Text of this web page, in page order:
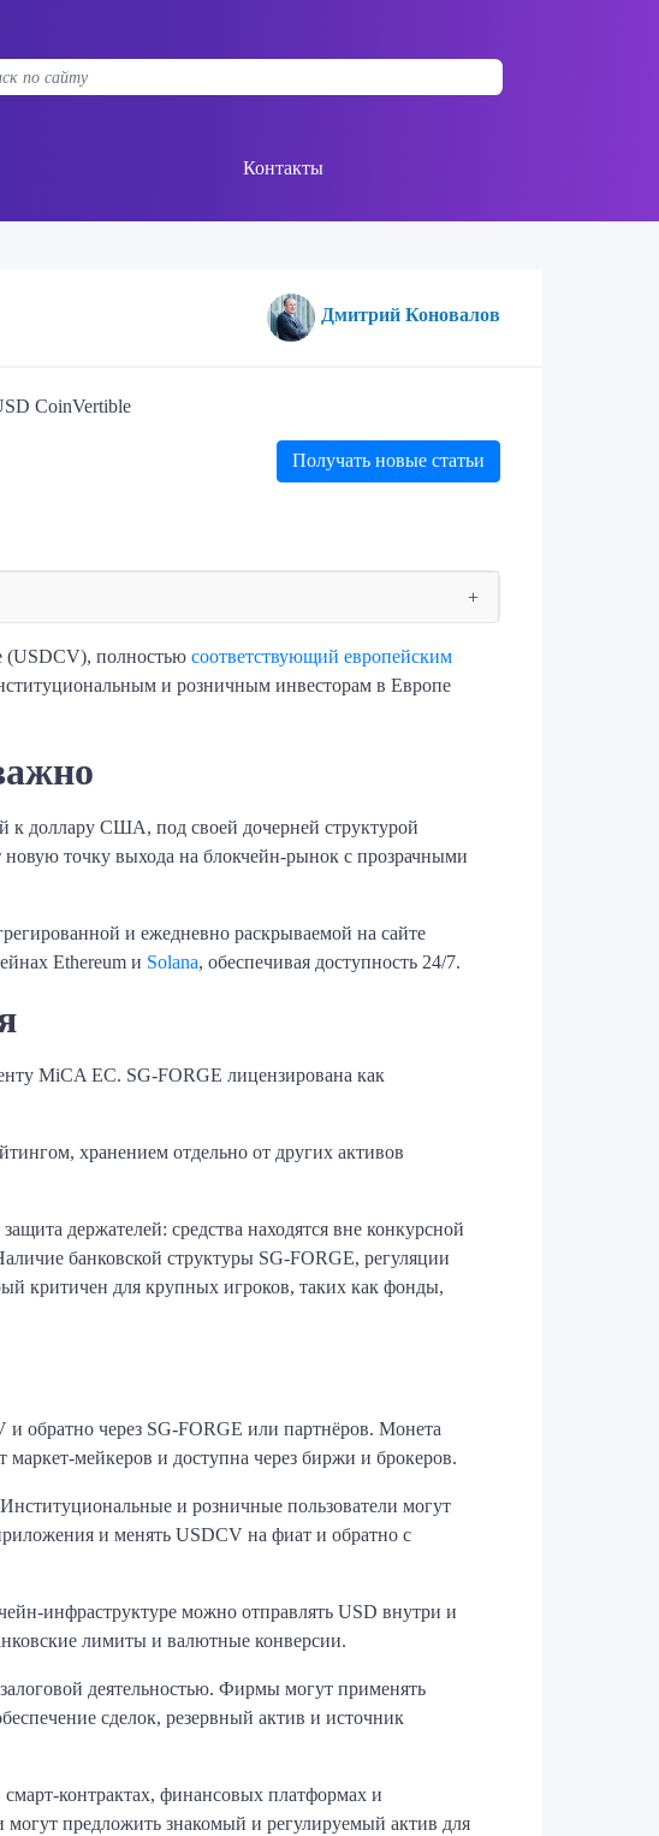
Контакты
Дмитрий Коновалов
CoinVertible
Получать новые статьи
(USDCV), полностью соответствующий европейским
и розничным инвесторам в Европе
к доллару США, под своей дочерней структурой
точку выхода на блокчейн‑рынок с прозрачными
и ежедневно раскрываемой на сайте
Ethereum и Solana, обеспечивая доступность 24/7.
MiCA ЕС. SG‑FORGE лицензирована как
хранением отдельно от других активов
держателей: средства находятся вне конкурсной
банковской структуры SG‑FORGE, регуляции
критичен для крупных игроков, таких как фонды,
обратно через SG‑FORGE или партнёров. Монета
маркет‑мейкеров и доступна через биржи и брокеров.
и розничные пользователи могут
и менять USDCV на фиат и обратно с
можно отправлять USD внутри и
лимиты и валютные конверсии.
деятельностью. Фирмы могут применять
сделок, резервный актив и источник
финансовых платформах и
могут предложить знакомый и регулируемый актив для